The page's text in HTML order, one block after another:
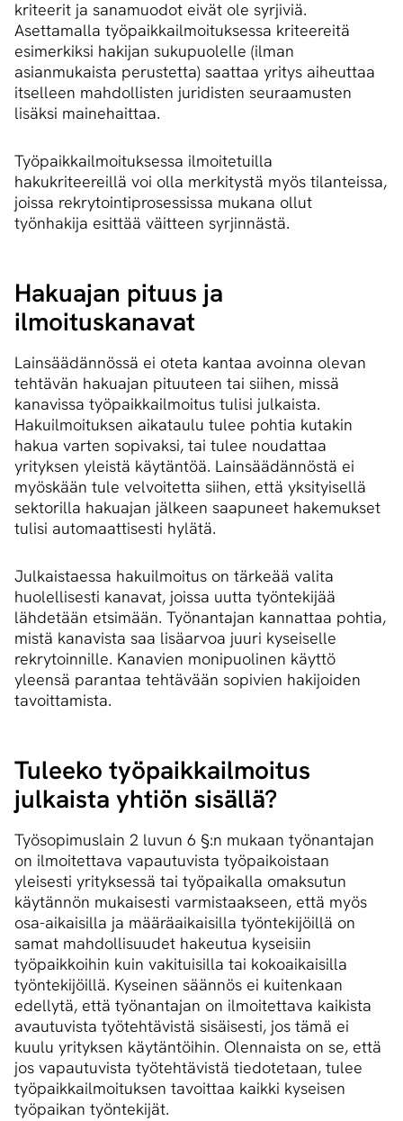
kriteerit ja sanamuodot eivät ole syrjiviä.
Asettamalla työpaikkailmoituksessa kriteereitä
esimerkiksi hakijan sukupuolelle (ilman
asianmukaista perustetta) saattaa yritys aiheuttaa
itselleen mahdollisten juridisten seuraamusten
lisäksi mainehaittaa.
Työpaikkailmoituksessa ilmoitetuilla
hakukriteereillä voi olla merkitystä myös tilanteissa,
joissa rekrytointiprosessissa mukana ollut
työnhakija esittää väitteen syrjinnästä.
Hakuajan pituus ja
ilmoituskanavat
Lainsäädännössä ei oteta kantaa avoinna olevan
tehtävän hakuajan pituuteen tai siihen, missä
kanavissa työpaikkailmoitus tulisi julkaista.
Hakuilmoituksen aikataulu tulee pohtia kutakin
hakua varten sopivaksi, tai tulee noudattaa
yrityksen yleistä käytäntöä. Lainsäädännöstä ei
myöskään tule velvoitetta siihen, että yksityisellä
sektorilla hakuajan jälkeen saapuneet hakemukset
tulisi automaattisesti hylätä.
Julkaistaessa hakuilmoitus on tärkeää valita
huolellisesti kanavat, joissa uutta työntekijää
lähdetään etsimään. Työnantajan kannattaa pohtia,
mistä kanavista saa lisäarvoa juuri kyseiselle
rekrytoinnille. Kanavien monipuolinen käyttö
yleensä parantaa tehtävään sopivien hakijoiden
tavoittamista.
Tuleeko työ­paik­kail­moi­tus
julkaista yhtiön sisällä?
Työsopimuslain 2 luvun 6 §:n mukaan työnantajan
on ilmoitettava vapautuvista työpaikoistaan
yleisesti yrityksessä tai työpaikalla omaksutun
käytännön mukaisesti varmistaakseen, että myös
osa-aikaisilla ja määräaikaisilla työntekijöillä on
samat mahdollisuudet hakeutua kyseisiin
työpaikkoihin kuin vakituisilla tai kokoaikaisilla
työntekijöillä. Kyseinen säännös ei kuitenkaan
edellytä, että työnantajan on ilmoitettava kaikista
avautuvista työtehtävistä sisäisesti, jos tämä ei
kuulu yrityksen käytäntöihin. Olennaista on se, että
jos vapautuvista työtehtävistä tiedotetaan, tulee
työpaikkailmoituksen tavoittaa kaikki kyseisen
työpaikan työntekijät.